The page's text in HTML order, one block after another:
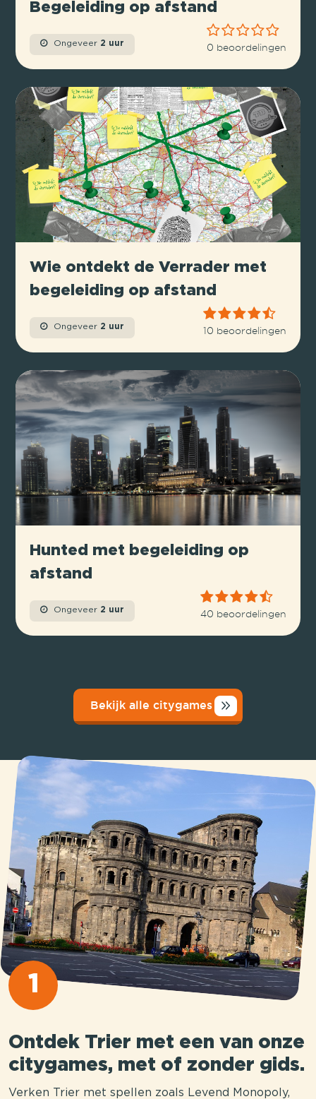
Begeleiding op afstand
Ongeveer 2 uur 0 beoordelingen
Wie ontdekt de Verrader met
begeleiding op afstand
Ongeveer 2 uur 10 beoordelingen
Hunted met begeleiding op
afstand
Ongeveer 2 uur 40 beoordelingen
Bekijk alle citygames
1
Ontdek Trier met een van onze
citygames, met of zonder gids.
Verken Trier met spellen zoals Levend Monopoly,